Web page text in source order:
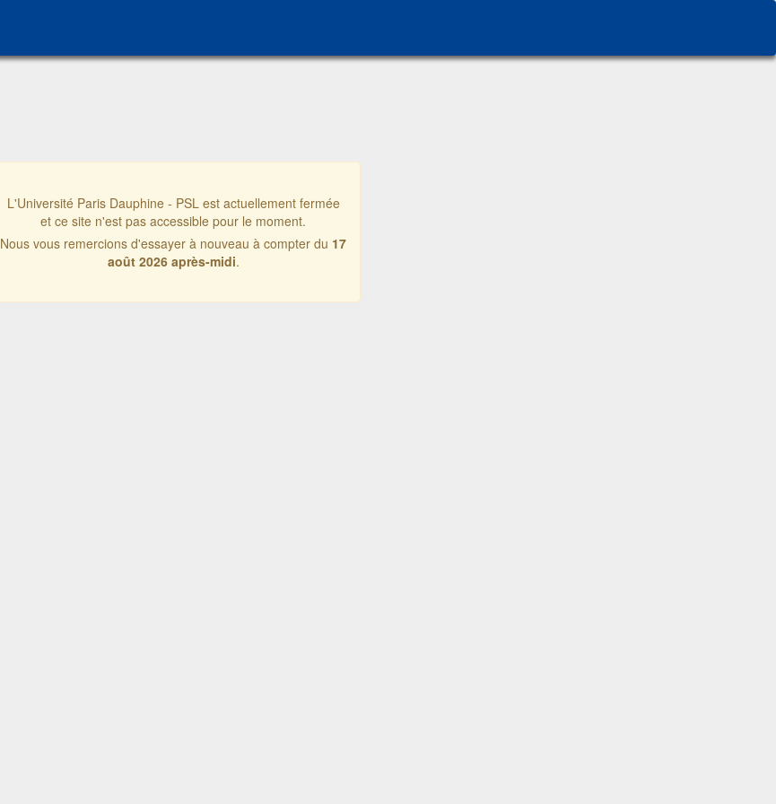
L'Université Paris Dauphine - PSL est actuellement fermée
et ce site n'est pas accessible pour le moment.
Nous vous remercions d'essayer à nouveau à compter du 17
août 2026 après-midi.